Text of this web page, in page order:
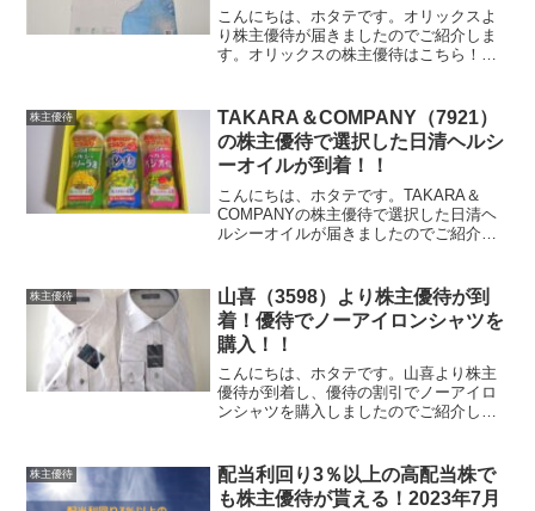
容！！
こんにちは、ホタテです。オリックスよ
り株主優待が届きましたのでご紹介しま
す。オリックスの株主優待はこちら！オ
カタログは保有期間に応じて下記のコー
スになります。保有期間優...
株主優待
TAKARA＆COMPANY（7921）
の株主優待で選択した日清ヘルシ
ーオイルが到着！！
こんにちは、ホタテです。TAKARA＆
COMPANYの株主優待で選択した日清ヘ
ルシーオイルが届きましたのでご紹介し
優待で選択したのは日清ヘルシーオイル
で...
株主優待
山喜（3598）より株主優待が到
着！優待でノーアイロンシャツを
購入！！
こんにちは、ホタテです。山喜より株主
優待が到着し、優待の割引でノーアイロ
ンシャツを購入しましたのでご紹介しま
優待券です。保有株式数に応じて優待
券、割引券の金額は以下のよ...
株主優待
配当利回り3％以上の高配当株で
も株主優待が貰える！2023年7月